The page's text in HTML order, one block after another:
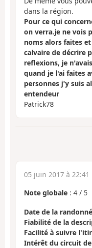
dans la région.
Pour ce qui
on verra.je ne vois
noms alors faites
calvaire de décrire
reflexions, je
quand je l'ai faites
personnes j'y suis
entendeur
Patrick78
05 juin 2017 à 22:41
Note globale : 4 / 5
Date de la
Fiabilité de la
Facilité à suivre
Intérêt du circuit